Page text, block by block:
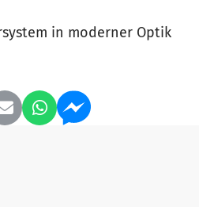
in moderner Optik